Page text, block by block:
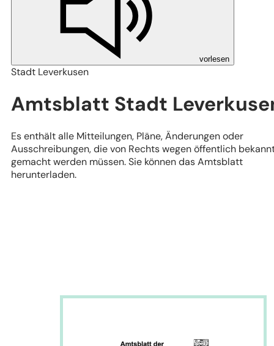
vorlesen
Stadt Leverkusen
Amtsblatt Stadt
Es enthält alle Mitteilungen, Pläne, Änderungen oder
Ausschreibungen, die von Rechts wegen öffentlich
gemacht werden müssen. Sie können das Amtsblatt
herunterladen.